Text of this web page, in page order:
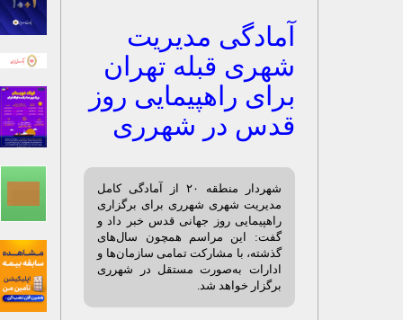
آمادگی مدیریت
شهری قبله تهران
برای راهپیمایی روز
قدس در شهرری
شهردار منطقه ۲۰ از آمادگی کامل
مدیریت شهری شهرری برای برگزاری
راهپیمایی روز جهانی قدس خبر داد و
گفت: این مراسم همچون سال‌های
گذشته، با مشارکت تمامی سازمان‌ها و
ادارات به‌صورت مستقل در شهرری
برگزار خواهد شد.